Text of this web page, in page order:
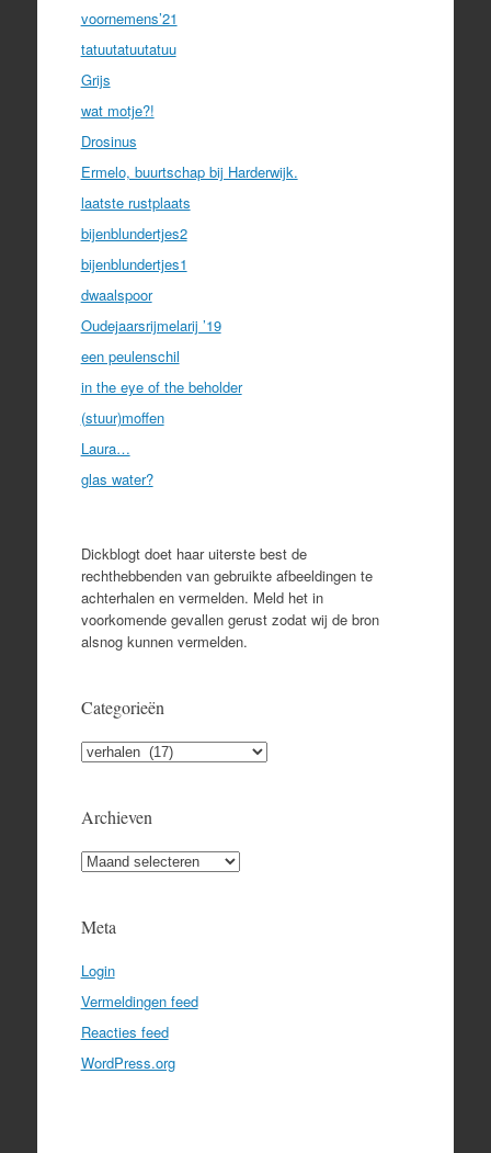
voornemens’21
tatuutatuutatuu
Grijs
wat motje?!
Drosinus
Ermelo, buurtschap bij Harderwijk.
laatste rustplaats
bijenblundertjes2
bijenblundertjes1
dwaalspoor
Oudejaarsrijmelarij ’19
een peulenschil
in the eye of the beholder
(stuur)moffen
Laura…
glas water?
Dickblogt doet haar uiterste best de
rechthebbenden van gebruikte afbeeldingen te
achterhalen en vermelden. Meld het in
voorkomende gevallen gerust zodat wij de bron
alsnog kunnen vermelden.
Categorieën
Categorieën
Archieven
Archieven
Meta
Login
Vermeldingen feed
Reacties feed
WordPress.org